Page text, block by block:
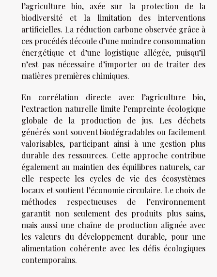
l’agriculture bio, axée sur la protection de la
biodiversité et la limitation des interventions
artificielles. La réduction carbone observée grâce à
ces procédés découle d’une moindre consommation
énergétique et d’une logistique allégée, puisqu’il
n’est pas nécessaire d’importer ou de traiter des
matières premières chimiques.
En corrélation directe avec l’agriculture bio,
l’extraction naturelle limite l’empreinte écologique
globale de la production de jus. Les déchets
générés sont souvent biodégradables ou facilement
valorisables, participant ainsi à une gestion plus
durable des ressources. Cette approche contribue
également au maintien des équilibres naturels, car
elle respecte les cycles de vie des écosystèmes
locaux et soutient l’économie circulaire. Le choix de
méthodes respectueuses de l’environnement
garantit non seulement des produits plus sains,
mais aussi une chaîne de production alignée avec
les valeurs du développement durable, pour une
alimentation cohérente avec les défis écologiques
contemporains.